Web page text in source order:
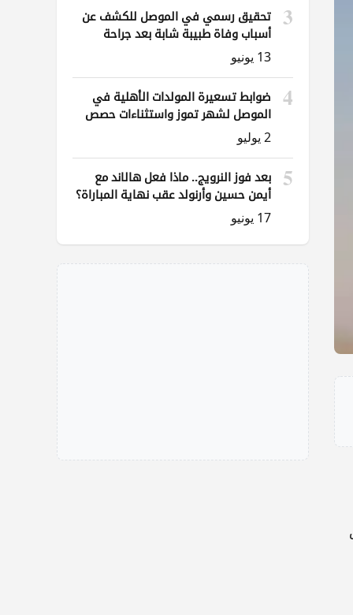
3
تحقيق رسمي في الموصل للكشف عن
أسباب وفاة طبيبة شابة بعد جراحة
ناظورية
13 يونيو
4
ضوابط تسعيرة المولدات الأهلية في
الموصل لشهر تموز واستثناءات حصص
الوقود
2 يوليو
5
بعد فوز النرويج.. ماذا فعل هالاند مع
أيمن حسين وأرنولد عقب نهاية المباراة؟
17 يونيو